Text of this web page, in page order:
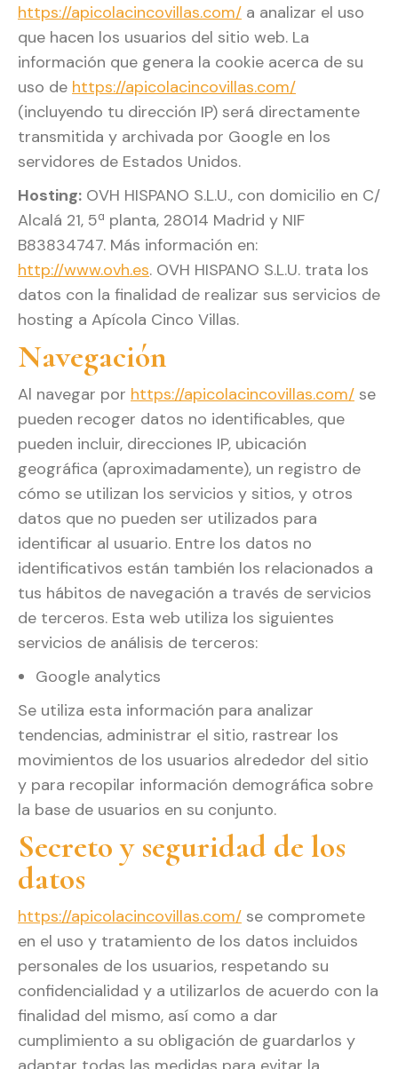
https://apicolacincovillas.com/ a analizar el uso
que hacen los usuarios del sitio web. La
información que genera la cookie acerca de su
uso de https://apicolacincovillas.com/
(incluyendo tu dirección IP) será directamente
transmitida y archivada por Google en los
servidores de Estados Unidos.
Hosting: OVH HISPANO S.L.U., con domicilio en C/
Alcalá 21, 5ª planta, 28014 Madrid y NIF
B83834747. Más información en:
http://www.ovh.es. OVH HISPANO S.L.U. trata los
datos con la finalidad de realizar sus servicios de
hosting a Apícola Cinco Villas.
Navegación
Al navegar por https://apicolacincovillas.com/ se
pueden recoger datos no identificables, que
pueden incluir, direcciones IP, ubicación
geográfica (aproximadamente), un registro de
cómo se utilizan los servicios y sitios, y otros
datos que no pueden ser utilizados para
identificar al usuario. Entre los datos no
identificativos están también los relacionados a
tus hábitos de navegación a través de servicios
de terceros. Esta web utiliza los siguientes
servicios de análisis de terceros:
Google analytics
Se utiliza esta información para analizar
tendencias, administrar el sitio, rastrear los
movimientos de los usuarios alrededor del sitio
y para recopilar información demográfica sobre
la base de usuarios en su conjunto.
Secreto y seguridad de los
datos
https://apicolacincovillas.com/ se compromete
en el uso y tratamiento de los datos incluidos
personales de los usuarios, respetando su
confidencialidad y a utilizarlos de acuerdo con la
finalidad del mismo, así como a dar
cumplimiento a su obligación de guardarlos y